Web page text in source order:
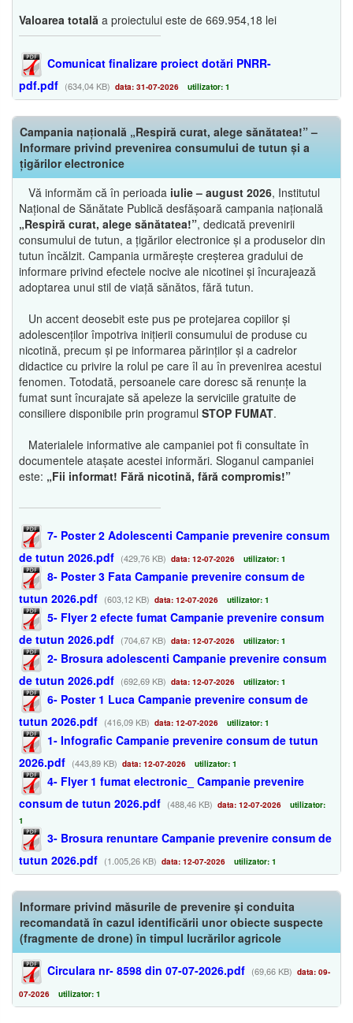
Valoarea totală a proiectului este de 669.954,18 lei
Comunicat finalizare proiect dotări PNRR-
pdf.pdf (634,04 KB) data: 31-07-2026 utilizator: 1
Campania națională „Respiră curat, alege sănătatea!” –
Informare privind prevenirea consumului de tutun și a
țigărilor electronice
Vă informăm că în perioada iulie – august 2026, Institutul
Național de Sănătate Publică desfășoară campania națională
„Respiră curat, alege sănătatea!”, dedicată prevenirii
consumului de tutun, a țigărilor electronice și a produselor din
tutun încălzit. Campania urmărește creșterea gradului de
informare privind efectele nocive ale nicotinei și încurajează
adoptarea unui stil de viață sănătos, fără tutun.
Un accent deosebit este pus pe protejarea copiilor și
adolescenților împotriva inițierii consumului de produse cu
nicotină, precum și pe informarea părinților și a cadrelor
didactice cu privire la rolul pe care îl au în prevenirea acestui
fenomen. Totodată, persoanele care doresc să renunțe la
fumat sunt încurajate să apeleze la serviciile gratuite de
consiliere disponibile prin programul STOP FUMAT.
Materialele informative ale campaniei pot fi consultate în
documentele atașate acestei informări. Sloganul campaniei
este: „Fii informat! Fără nicotină, fără compromis!”
7- Poster 2 Adolescenti Campanie prevenire consum
de tutun 2026.pdf (429,76 KB) data: 12-07-2026 utilizator: 1
8- Poster 3 Fata Campanie prevenire consum de
tutun 2026.pdf (603,12 KB) data: 12-07-2026 utilizator: 1
5- Flyer 2 efecte fumat Campanie prevenire consum
de tutun 2026.pdf (704,67 KB) data: 12-07-2026 utilizator: 1
2- Brosura adolescenti Campanie prevenire consum
de tutun 2026.pdf (692,69 KB) data: 12-07-2026 utilizator: 1
6- Poster 1 Luca Campanie prevenire consum de
tutun 2026.pdf (416,09 KB) data: 12-07-2026 utilizator: 1
1- Infografic Campanie prevenire consum de tutun
2026.pdf (443,89 KB) data: 12-07-2026 utilizator: 1
4- Flyer 1 fumat electronic_ Campanie prevenire
consum de tutun 2026.pdf (488,46 KB) data: 12-07-2026
utilizator:
1
3- Brosura renuntare Campanie prevenire consum de
tutun 2026.pdf (1.005,26 KB) data: 12-07-2026 utilizator: 1
Informare privind măsurile de prevenire și conduita
recomandată în cazul identificării unor obiecte suspecte
(fragmente de drone) în timpul lucrărilor agricole
Circulara nr- 8598 din 07-07-2026.pdf (69,66 KB) data: 09-
07-2026 utilizator: 1